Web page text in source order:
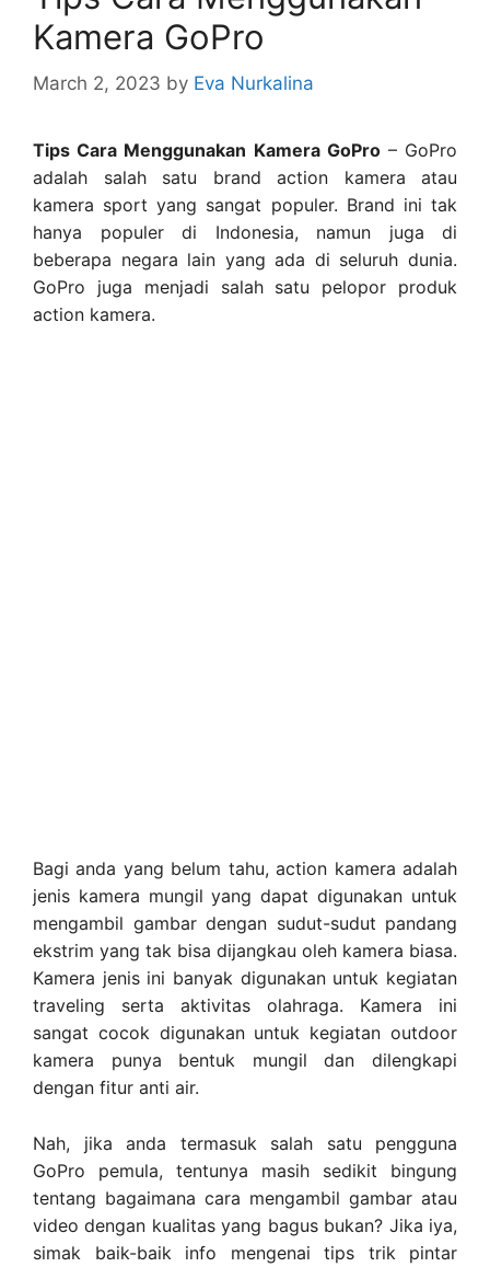
Kamera GoPro
March 2, 2023 by Eva Nurkalina
Tips Cara Menggunakan Kamera GoPro– GoPro
adalah salah satu brand action kamera atau
kamera sport yang sangat populer. Brand ini tak
hanya populer di Indonesia, namun juga di
beberapa negara lain yang ada di seluruh dunia.
GoPro juga menjadi salah satu pelopor produk
action kamera.
Bagi anda yang belum tahu, action kamera adalah
jenis kamera mungil yang dapat digunakan untuk
mengambil gambar dengan sudut-sudut pandang
ekstrim yang tak bisa dijangkau oleh kamera biasa.
Kamera jenis ini banyak digunakan untuk kegiatan
traveling serta aktivitas olahraga. Kamera ini
sangat cocok digunakan untuk kegiatan outdoor
kamera punya bentuk mungil dan dilengkapi
dengan fitur anti air.
Nah, jika anda termasuk salah satu pengguna
GoPro pemula, tentunya masih sedikit bingung
tentang bagaimana cara mengambil gambar atau
video dengan kualitas yang bagus bukan? Jika iya,
simak baik-baik info mengenai tips trik pintar